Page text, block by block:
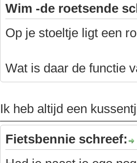
Wim -de roetsende
Op je stoeltje ligt een
Wat is daar de functie
Ik heb altijd een
Fietsbennie schreef: